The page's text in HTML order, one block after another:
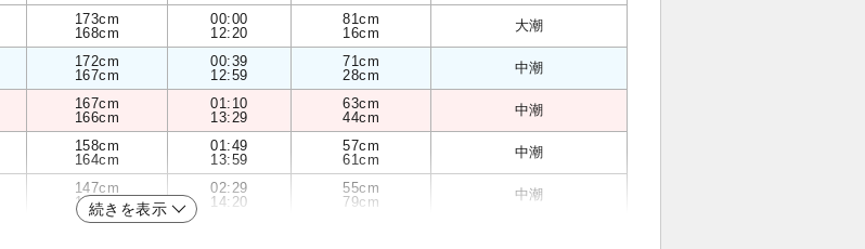
173cm
168cm
00:00
12:20
81cm
16cm
大潮
172cm
167cm
00:39
12:59
71cm
28cm
中潮
167cm
166cm
01:10
13:29
63cm
44cm
中潮
158cm
164cm
01:49
13:59
57cm
61cm
中潮
147cm
162cm
02:29
14:20
55cm
79cm
中潮
続きを表示